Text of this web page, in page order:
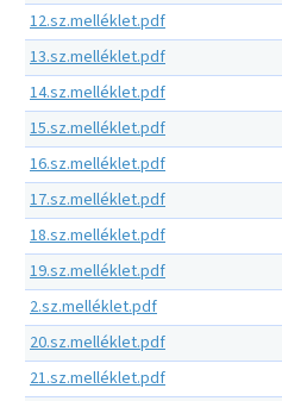
12.sz.melléklet.pdf
13.sz.melléklet.pdf
14.sz.melléklet.pdf
15.sz.melléklet.pdf
16.sz.melléklet.pdf
17.sz.melléklet.pdf
18.sz.melléklet.pdf
19.sz.melléklet.pdf
2.sz.melléklet.pdf
20.sz.melléklet.pdf
21.sz.melléklet.pdf